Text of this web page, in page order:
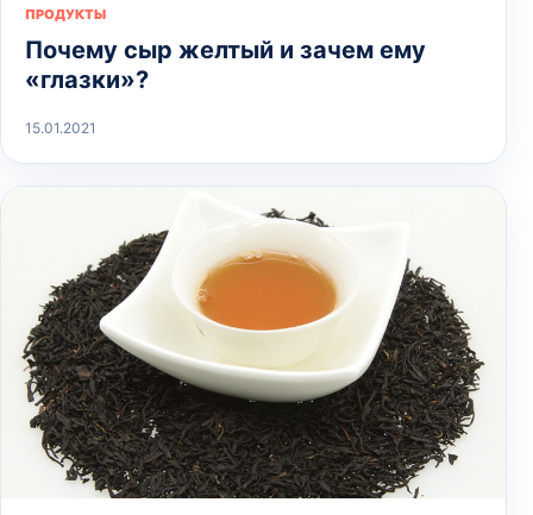
ПРОДУКТЫ
Почему сыр желтый и зачем ему
«глазки»?
15.01.2021